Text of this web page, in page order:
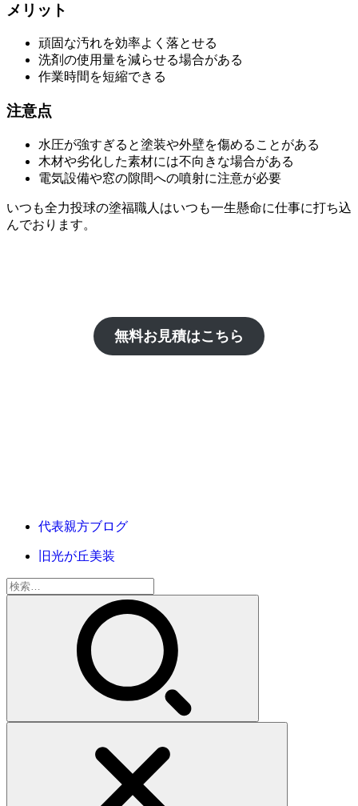
メリット
頑固な汚れを効率よく落とせる
洗剤の使用量を減らせる場合がある
作業時間を短縮できる
注意点
水圧が強すぎると塗装や外壁を傷めることがある
木材や劣化した素材には不向きな場合がある
電気設備や窓の隙間への噴射に注意が必要
いつも全力投球の塗福職人はいつも一生懸命に仕事に打ち込
んでおります。
無料お見積はこちら
代表親方ブログ
旧光が丘美装
検
索: